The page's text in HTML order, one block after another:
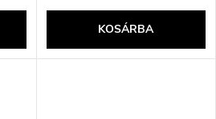
KOSÁRBA